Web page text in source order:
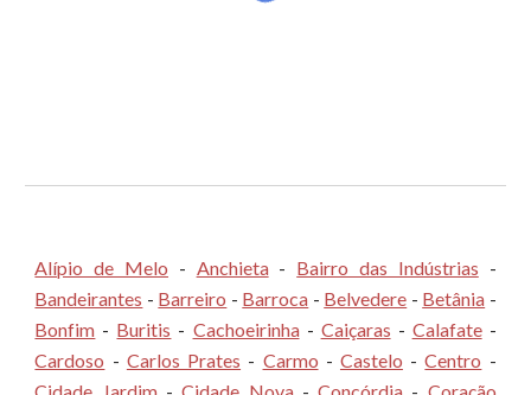
Alípio de Melo - Anchieta- Bairro das Indústrias -
Bandeirantes - Barreiro - Barroca - Belvedere - Betânia -
Bonfim - Buritis - Cachoeirinha- Caiçaras - Calafate-
Cardoso - Carlos Prates - Carmo - Castelo -Centro -